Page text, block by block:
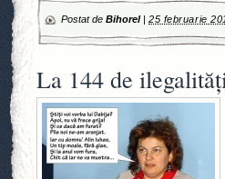
Postat de Bihorel| 25 februarie
La 144 de